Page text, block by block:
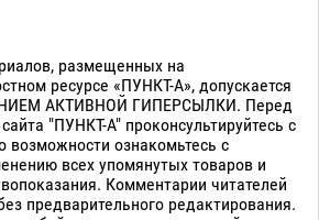
размещенных на
ресурсе «ПУНКТ-А», допускается
АКТИВНОЙ ГИПЕРСЫЛКИ. Перед
"ПУНКТ-А" проконсультируйтесь с
возможности ознакомьтесь с
всех упомянутых товаров и
Комментарии читателей
предварительного редактирования.